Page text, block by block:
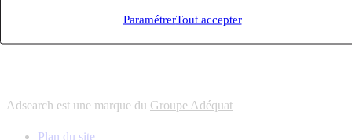
ParamétrerTout accepter
proximité avec nos clients et nos talents
Adsearch est une marque du Groupe Adéquat
Plan du site